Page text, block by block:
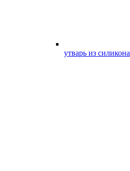
утварь из силикона